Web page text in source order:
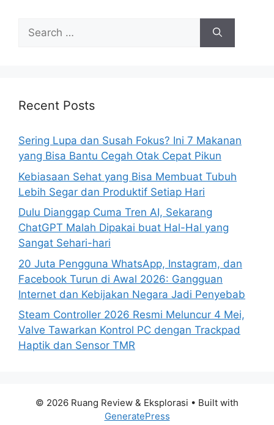
h
r
:
Recent Posts
Sering Lupa dan Susah Fokus? Ini 7 Makanan
yang Bisa Bantu Cegah Otak Cepat Pikun
Kebiasaan Sehat yang Bisa Membuat Tubuh
Lebih Segar dan Produktif Setiap Hari
Dulu Dianggap Cuma Tren AI, Sekarang
ChatGPT Malah Dipakai buat Hal-Hal yang
Sangat Sehari-hari
20 Juta Pengguna WhatsApp, Instagram, dan
Facebook Turun di Awal 2026: Gangguan
Internet dan Kebijakan Negara Jadi Penyebab
Steam Controller 2026 Resmi Meluncur 4 Mei,
Valve Tawarkan Kontrol PC dengan Trackpad
Haptik dan Sensor TMR
© 2026 Ruang Review & Eksplorasi • Built with
GeneratePress